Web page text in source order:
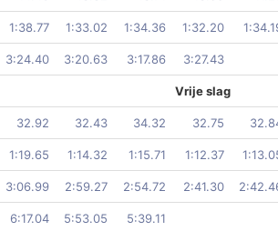
1:38.77 1:33.02 1:34.36 1:32.20
3:24.40 3:20.63 3:17.86 3:27.43
Vrije slag
32.92 32.43 34.32 32.75
1:19.65 1:14.32 1:15.71 1:12.37
3:06.99 2:59.27 2:54.72 2:41.30
6:17.04 5:53.05 5:39.11